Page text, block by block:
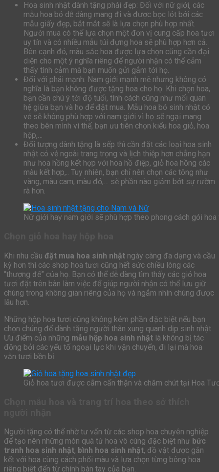
Hoa sinh nhật dành tặng phái đẹp: Đối với nữ giới, các
mẫu hoa bó dễ dàng mang đi và được bọc lót bởi các
mẫu giấy đẹp, bắt mắt sẽ là lựa chọn phù hợp nhất.
Người mua có thể lựa chọn một đơn vị cung cấp hoa tươi
uy tín và có nhiều mẫu túi đựng hoa sẽ phù hợp hơn cả.
Bên cạnh đó, màu sắc hoa được lựa chọn cũng cần đại
diện cho một ý nghĩa riêng để người nhận có thể cảm
thấy tình cảm mà bạn muốn gửi gắm tới họ.
Đối với phái mạnh: Nam giới mạnh mẽ nhưng không có
nghĩa là bạn không được tặng hoa cho họ. Khi chọn hoa,
bạn cần chú ý tới độ tuổi, tính cách cũng như mối quan
hệ giữa bạn và họ để đặt mua. Mẫu hoa bó sinh nhật có
vẻ sẽ không phù hợp với nam giới vì họ sẽ ngại mang
theo bên mình vì thế, bạn ưu tiên chọn kiểu hoa giỏ, hoa
hộp,…
Đối tượng dành tặng là sếp thì cần đặt các loại hoa sinh
nhật có vẻ ngoài trang trọng và lịch thiệp hơn chẳng hạn
như hoa hồng kết hợp với hoa hồ điệp, giỏ hoa hồng các
màu kết hợp,.. Tuy nhiên, bạn chỉ nên chọn các tông như
vàng, màu cam, màu đỏ,… sẽ phần nào giảm bớt sự rườm
rà hơn.
Nữ giới hay nam giới sẽ phù hợp theo phong cách gói
Khi nhu cầu đặt mua hoa sinh nhật ngày càng đa dạng và cầu
kỳ hơn thì các shop hoa tươi cũng hết sức chiều lòng các
“thượng đế” của họ. Bạn có thể dễ dàng tìm thấy các giỏ hoa
tươi đặt trên bàn làm việc để giúp người nhận có thể lưu giữ
chúng trong không gian riêng của họ và ngắm nhìn chúng được
lâu hơn.
Những hộp hoa tươi cũng không kém phần đặc biệt nếu bạn
chọn chúng để dành tặng người thân xung quanh dịp sinh nhật.
Ưu điểm của những mẫu hộp hoa sinh nhật là không bị tác
động bởi các yếu tố ngoại lực khi vận chuyển, đi lại mà hoa
vẫn tươi bền bỉ.
Giỏ hoa tươi được cắm cẩn thận và chăm chút tại Hoa
Người tặng có thể nhờ tư vấn từ các shop hoa chuyên nghiệp
để tạo nên những món quà từ hoa vô cùng đặc biệt như bức
tranh hoa sinh nhật, bình hoa sinh nhật, đồ vật được gắn
kết với hoa cùng cách phối màu và lựa chọn từng bông hoa
riêng biệt đến từ chính bàn tay của bạn.